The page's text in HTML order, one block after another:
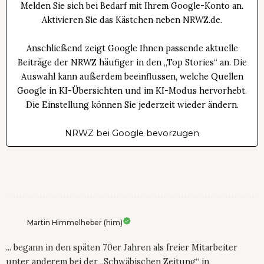
Melden Sie sich bei Bedarf mit Ihrem Google-Konto an.
Aktivieren Sie das Kästchen neben NRWZ.de.
Anschließend zeigt Google Ihnen passende aktuelle
Beiträge der NRWZ häufiger in den „Top Stories“ an. Die
Auswahl kann außerdem beeinflussen, welche Quellen
Google in KI-Übersichten und im KI-Modus hervorhebt.
Die Einstellung können Sie jederzeit wieder ändern.
NRWZ bei Google bevorzugen
Martin Himmelheber (him)
... begann in den späten 70er Jahren als freier Mitarbeiter
unter anderem bei der „Schwäbischen Zeitung“ in